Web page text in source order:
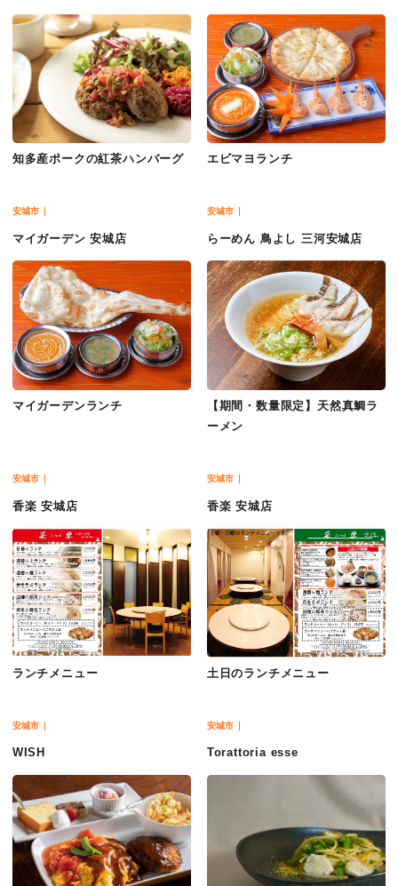
知多産ポークの紅茶ハンバーグ エビマヨランチ
安城市
マイガーデン 安城店
マイガーデンランチ
安城市
らーめん 鳥よし 三河安城店
【期間・数量限定】天然真鯛ラ
ーメン
安城市
香楽 安城店
ランチメニュー
安城市
香楽 安城店
土日のランチメニュー
安城市
WISH
安城市
Torattoria esse